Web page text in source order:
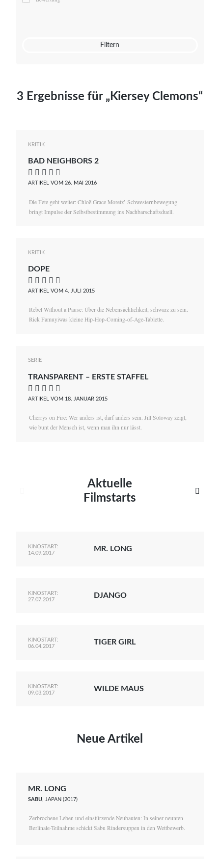
Mato von Vogelstein
Filtern
3 Ergebnisse für „Kiersey Clemons“
KRITIK
BAD NEIGHBORS 2
    
ARTIKEL VOM 26. MAI 2016
Die Fete geht weiter: Chloë Grace Moretz’ Schwesternbewegung
bringt Impulse der Selbstbestimmung ins Nachbarschaftsduell.
KRITIK
DOPE
    
ARTIKEL VOM 4. JULI 2015
Rebel Without a Pause: Über die Nebensächlichkeit, schwarz zu sein.
Rick Famuyiwas kleine Hip-Hop-Coming-of-Age-Tablette.
SERIE
TRANSPARENT – ERSTE STAFFEL
    
ARTIKEL VOM 18. JANUAR 2015
Cherrys on Fire: Wer anders ist, darf anders sein. Jill Soloway zeigt,
wie bunt der Mensch ist, wenn man ihn nur lässt.
Aktuelle
Filmstarts

KINOSTART:
14.09.2017
MR. LONG
KINOSTART:
27.07.2017
DJANGO
KINOSTART:
06.04.2017
TIGER GIRL
KINOSTART:
09.03.2017
WILDE MAUS
Neue Artikel
MR. LONG
SABU , JAPAN (2017)
Zerbrochene Leben und einstürzende Neubauten: In seiner neunten
Berlinale-Teilnahme schickt Sabu Rindersuppen in den Wettbewerb.